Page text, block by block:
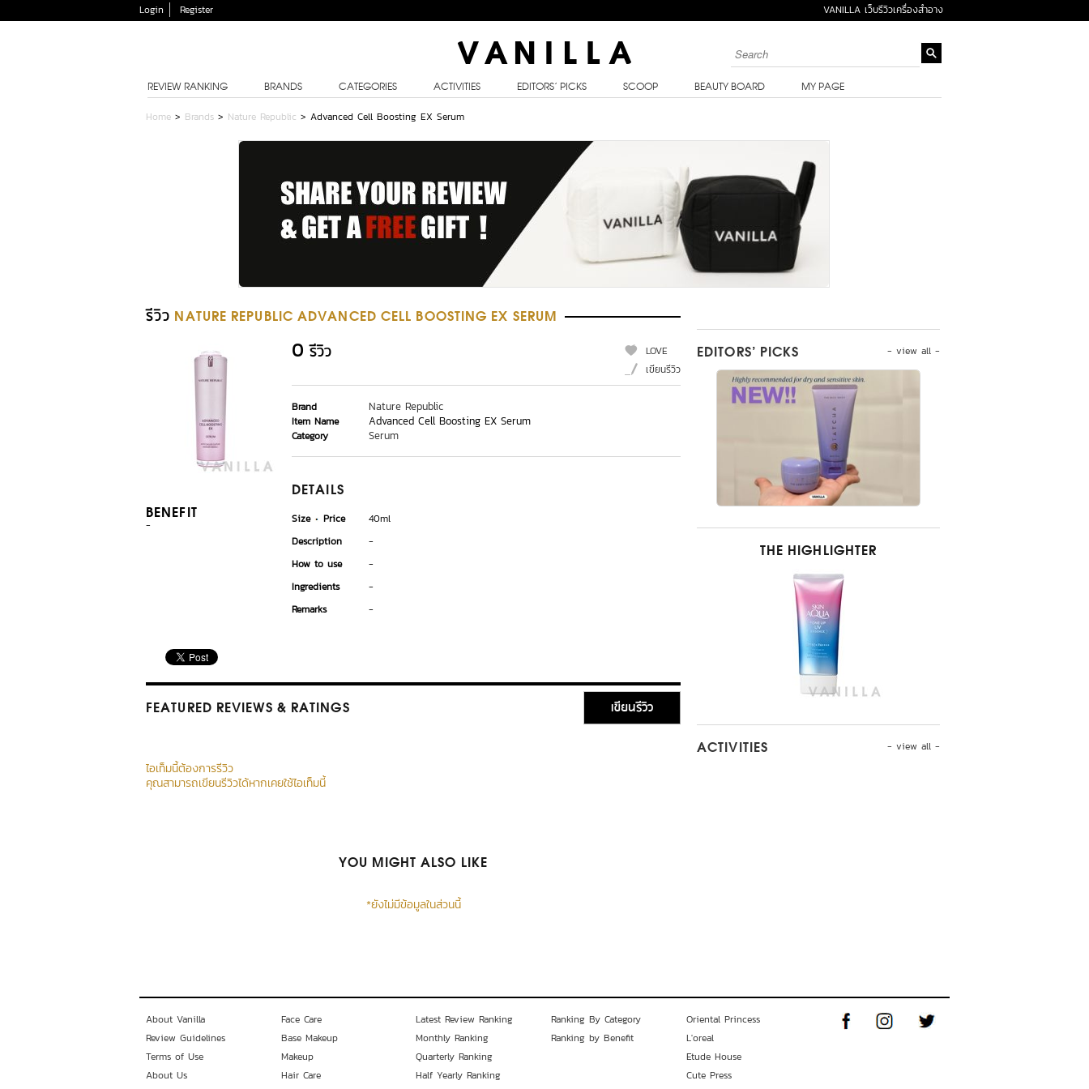
Login Register VANILLA เว็บรีวิวเครื่องสำอาง
REVIEW RANKING BRANDS CATEGORIES ACTIVITIES EDITORS’ PICKS SCOOP BEAUTY BOARD MY PAGE
Home > Brands > Nature Republic > Advanced Cell Boosting EX Serum
รีวิว NATURE REPUBLIC ADVANCED CELL BOOSTING EX SERUM
BENEFIT
-
0 รีวิว
LOVE
เขียนรีวิว
Brand Nature Republic
Item Name Advanced Cell Boosting EX Serum
Category Serum
DETAILS
Size Price
40ml
Description
-
How to use
-
Ingredients
-
Remarks
-
FEATURED REVIEWS & RATINGS เขียนรีวิว
ไอเท็มนี้ต้องการรีวิว
คุณสามารถเขียนรีวิวได้หากเคยใช้ไอเท็มนี้
YOU MIGHT ALSO LIKE
*ยังไม่มีข้อมูลในส่วนนี้
- view all -
EDITORS’ PICKS
THE HIGHLIGHTER
- view all -
ACTIVITIES
About Vanilla
Review Guidelines
Terms of Use
About Us
Face Care
Base Makeup
Makeup
Hair Care
Latest Review Ranking
Monthly Ranking
Quarterly Ranking
Half Yearly Ranking
Ranking By Category
Ranking by Benefit
Oriental Princess
L'oreal
Etude House
Cute Press